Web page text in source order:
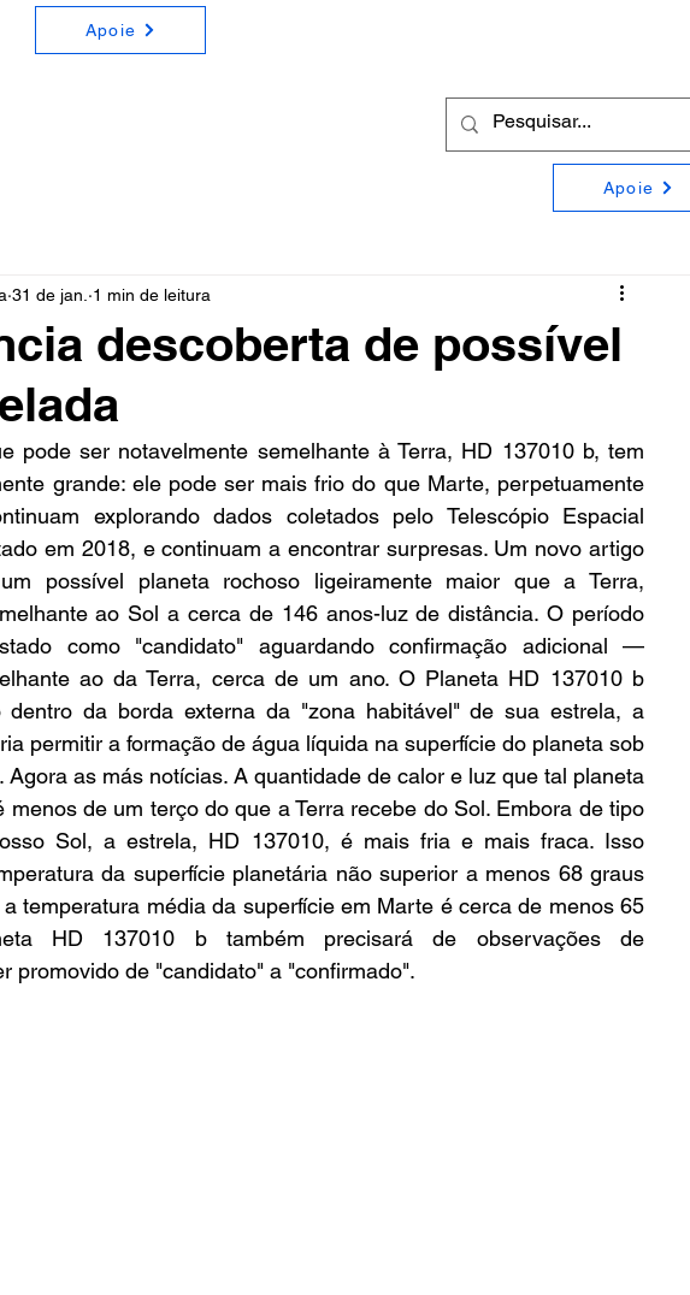
Apoie
Apoie
descoberta de possível
31 de jan. 1 min de leitura
pode ser notavelmente semelhante à Terra, HD 137010 b, tem
grande: ele pode ser mais frio do que Marte, perpetuamente
explorando dados coletados pelo Telescópio Espacial
em 2018, e continuam a encontrar surpresas. Um novo artigo
possível planeta rochoso ligeiramente maior que a Terra,
ao Sol a cerca de 146 anos-luz de distância. O período
como "candidato" aguardando confirmação adicional —
ao da Terra, cerca de um ano. O Planeta HD 137010 b
dentro da borda externa da "zona habitável" de sua estrela, a
permitir a formação de água líquida na superfície do planeta sob
Agora as más notícias. A quantidade de calor e luz que tal planeta
menos de um terço do que a Terra recebe do Sol. Embora de tipo
Sol, a estrela, HD 137010, é mais fria e mais fraca. Isso
da superfície planetária não superior a menos 68 graus
temperatura média da superfície em Marte é cerca de menos 65
HD 137010 b também precisará de observações de
promovido de "candidato" a "confirmado".